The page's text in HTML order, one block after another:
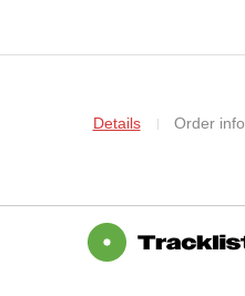
Details Order info.